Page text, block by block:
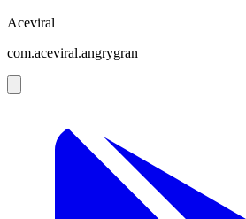
Aceviral
com.aceviral.angrygran